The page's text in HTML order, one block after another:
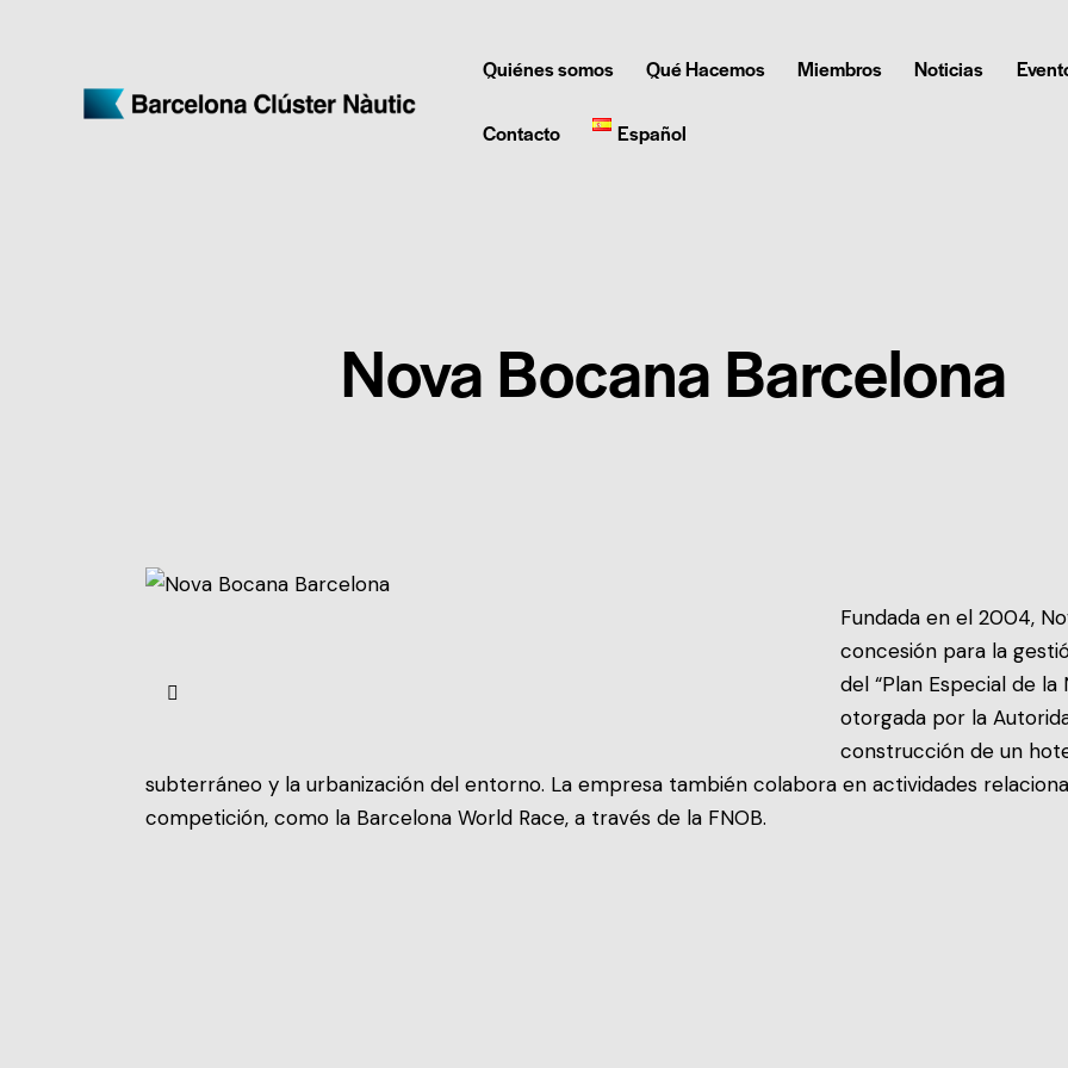
Quiénes somos Qué Hacemos Miembros Noticias
Contacto Español
Nova Bocana Barcelona
Fundada en el 2004,
concesión para la
del “Plan Especial de
otorgada por la
construcción de un
subterráneo y la urbanización del entorno. La empresa también colabora en actividades
competición, como la Barcelona World Race, a través de la FNOB.